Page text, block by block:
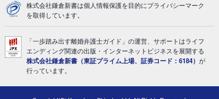
株式会社鎌倉新書は個人情報保護を目的にプライバシーマーク
を取得しています。
「一歩踏み出す離婚弁護士ガイド」の運営、サポートはライフ
エンディング関連の出版・インターネットビジネスを展開する
株式会社鎌倉新書（東証プライム上場、証券コード：6184） が
行っています。